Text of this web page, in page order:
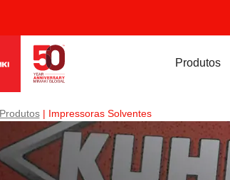
Produtos
Produtos| Impressoras Solventes